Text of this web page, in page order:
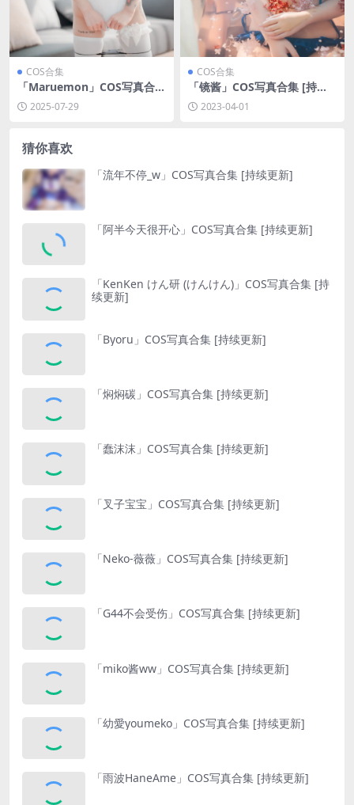
COS合集
「Maruemon」COS写真合集
[持续更新]
2025-07-29
COS合集
「镜酱」COS写真合集 [持续
更新]2023-04-01
猜你喜欢
「流年不停_w」COS写真合集 [持续更新]
「阿半今天很开心」COS写真合集 [持续更新]
「KenKen けん研 (けんけん)」COS写真合集 [持
续更新]
「Byoru」COS写真合集 [持续更新]
「焖焖碳」COS写真合集 [持续更新]
「蠢沫沫」COS写真合集 [持续更新]
「叉子宝宝」COS写真合集 [持续更新]
「Neko-薇薇」COS写真合集 [持续更新]
「G44不会受伤」COS写真合集 [持续更新]
「miko酱ww」COS写真合集 [持续更新]
「幼愛youmeko」COS写真合集 [持续更新]
「雨波HaneAme」COS写真合集 [持续更新]